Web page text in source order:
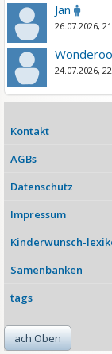
Jan
26.07.2026,
Wonderoo
24.07.2026,
Kontakt
AGBs
Datenschutz
Impressum
Kinderwunsch-
Samenbanken
tags
ach Oben